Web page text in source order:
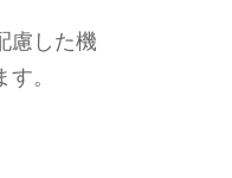
慮した機
。